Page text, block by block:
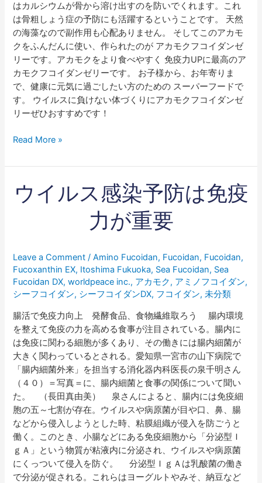
はカルシウムが骨から溶け出すのを防いでくれます。これ
は骨粗しょう症の予防にも活躍するということです。 天然
の海藻なので副作用も心配ありません。 そしてこのアカモ
クをふんだんに使い、作られたのが アカモクフコイダンゼ
リーです。アカモクをより食べやすく 免疫力UPに最高のア
カモクフコイダンゼリーです。 お子様から、お年寄りま
で、健康に元気に過ごしたい方のための スーパーフードで
す。 ウイルスに負けない体づくりにアカモクフコイダンゼ
リーぜひおすすめです！
Read More »
ウイルス感染予防は免疫
力が重要
Leave a Comment /Amino Fucoidan, Fucoidan, Fucoidan,
Fucoxanthin EX, Itoshima Fukuoka, Sea Fucoidan, Sea
Fucoidan DX,worldpeace inc., アカモク, アミノフコイダン,
シーフコイダン, シーフコイダンDX, フコイダン,未分類
腸活で免疫力向上 発酵食品、食物繊維取ろう 腸内環境
を整えて免疫の力を高める食事が注目されている。腸内に
は免疫に関わる細胞が多くあり、その働きには腸内細菌が
大きく関わっているとされる。愛知県一宮市の山下病院で
「腸内細菌外来」を担当する消化器内科医長の泉千明さん
（４０）＝写真＝に、腸内細菌と食事の関係について聞い
た。 （長田真由美） 泉さんによると、腸内には免疫細
胞の五～七割が存在。ウイルスや病原菌が目や口、鼻、腸
などから侵入しようとした時、粘膜組織が侵入を防ごうと
働く。このとき、小腸などにある免疫細胞から「分泌型Ｉ
ｇＡ」という物質が粘液内に分泌され、ウイルスや病原菌
にくっついて侵入を防ぐ。 分泌型ＩｇＡは乳酸菌の働き
で分泌が促される。これらはヨーグルトやみそ、納豆など
染
予
防
は
疫
力
が
重
要